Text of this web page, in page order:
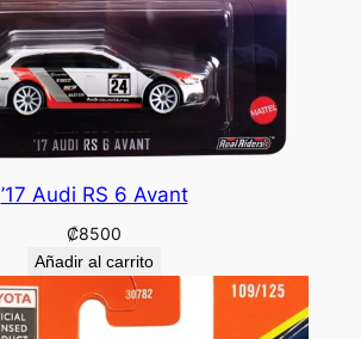
’17 Audi RS 6 Avant
₡8500
Añadir al carrito